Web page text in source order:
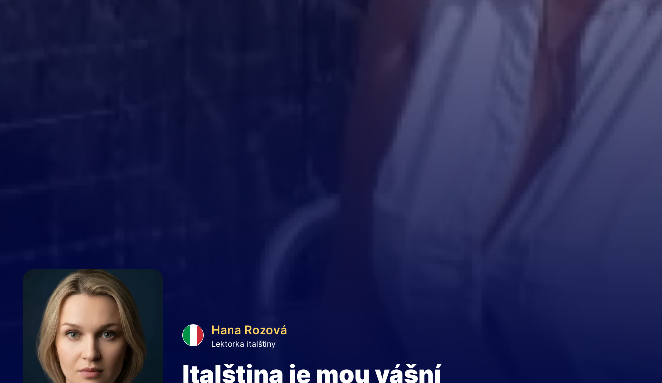
Hana Rozová
Lektorka italštiny
Italština je mou vášní